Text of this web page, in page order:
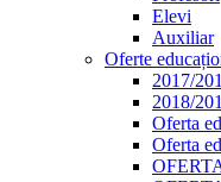
Elevi
Auxiliar
Oferte
2017/
2018/
Oferta
Oferta